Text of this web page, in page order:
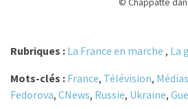
Rubriques : La France en marche , La
Mots-clés : France, Télévision, Médias
Fedorova, CNews, Russie, Ukraine,